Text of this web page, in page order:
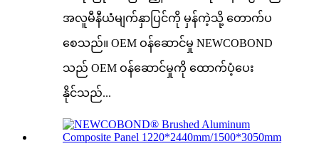
အလူမီနီယံမျက်နှာပြင်ကို မှန်ကဲ့သို့ တောက်ပ
စေသည်။ OEM ဝန်ဆောင်မှု NEWCOBOND
သည် OEM ဝန်ဆောင်မှုကို ထောက်ပံ့ပေး
နိုင်သည်...